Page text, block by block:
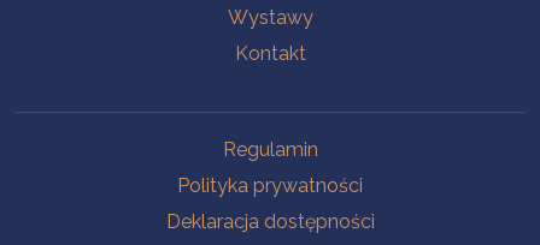
Wystawy
Kontakt
Regulamin
Polityka prywatności
Deklaracja dostępności